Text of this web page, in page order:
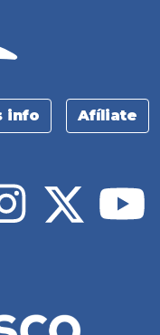
info Afíliate